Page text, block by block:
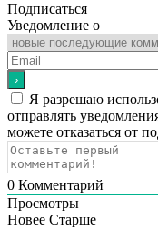
Подписаться
Уведомление о
Я разрешаю
отправлять
можете отказаться от
0 Комментарий
Просмотры
Новее Старше